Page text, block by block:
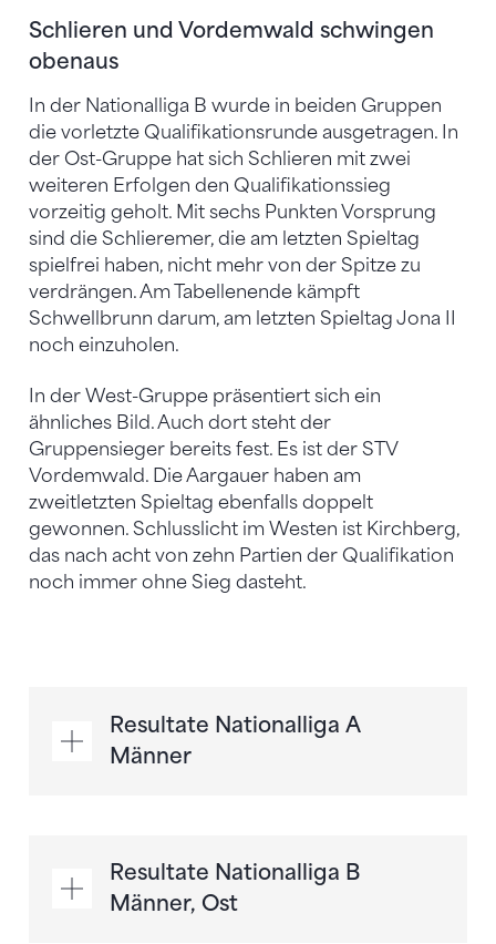
Schlieren und Vordemwald schwingen
obenaus
In der Nationalliga B wurde in beiden Gruppen
die vorletzte Qualifikationsrunde ausgetragen. In
der Ost-Gruppe hat sich Schlieren mit zwei
weiteren Erfolgen den Qualifikationssieg
vorzeitig geholt. Mit sechs Punkten Vorsprung
sind die Schlieremer, die am letzten Spieltag
spielfrei haben, nicht mehr von der Spitze zu
verdrängen. Am Tabellenende kämpft
Schwellbrunn darum, am letzten Spieltag Jona II
noch einzuholen.
In der West-Gruppe präsentiert sich ein
ähnliches Bild. Auch dort steht der
Gruppensieger bereits fest. Es ist der STV
Vordemwald. Die Aargauer haben am
zweitletzten Spieltag ebenfalls doppelt
gewonnen. Schlusslicht im Westen ist Kirchberg,
das nach acht von zehn Partien der Qualifikation
noch immer ohne Sieg dasteht.
Resultate Nationalliga A
Männer
Resultate Nationalliga B
Männer, Ost